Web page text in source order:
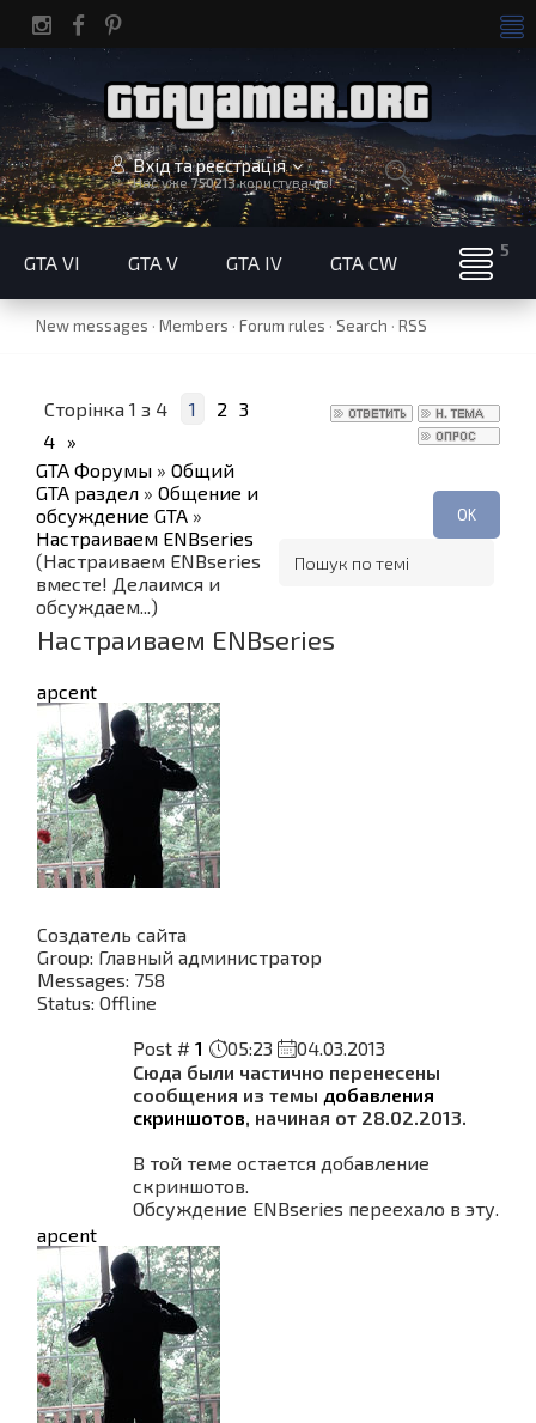
Вхід та реєстрація
Нас уже750213користувачів!
GTA VI GTA V GTA IV GTA CW
New messages · Members · Forum rules · Search · RSS
Сторінка 1 з 4 1 2 3
4 »
GTA Форумы » Общий
GTA раздел » Общение и
обсуждение GTA »
Настраиваем ENBseries
(Настраиваем ENBseries
вместе! Делаимся и
обсуждаем...)
Настраиваем ENBseries
apcent
Создатель сайта
Group: Главный администратор
Messages: 758
Status: Offline
Post # 1 05:23
04.03.2013
Сюда были частично перенесены
сообщения из темы добавления
скриншотов, начиная от 28.02.2013.
В той теме остается добавление
скриншотов.
Обсуждение ENBseries переехало в эту.
apcent